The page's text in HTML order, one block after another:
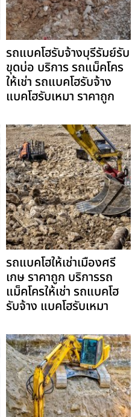
รถแบคโฮรับจ้างบุรีรัมย์รับ
ขุดบ่อ บริการ รถแม็คโคร
ให้เช่า รถแบคโฮรับจ้าง
แบคโฮรับเหมา ราคาถูก
รถแบคโฮให้เช่าเมืองศรี
เกษ ราคาถูก บริการรถ
แม็คโครให้เช่า รถแบคโฮ
รับจ้าง แบคโฮรับเหมา